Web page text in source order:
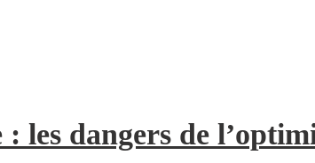
les dangers de